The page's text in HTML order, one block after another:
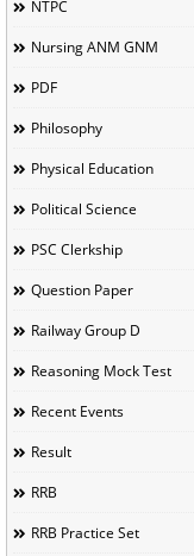
NTPC
Nursing ANM GNM
PDF
Philosophy
Physical Education
Political Science
PSC Clerkship
Question Paper
Railway Group D
Reasoning Mock Test
Recent Events
Result
RRB
RRB Practice Set